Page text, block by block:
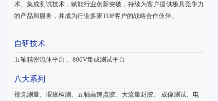
术、集成测试技术，赋能行业创新突破，持续为客户提供极具竞争力
的产品和服务，并成为行业多家TOP客户的战略合作伙伴。
自研技术
五轴精密流体平台 、800V集成测试平台
八大系列
视觉测量、瑕疵检测、五轴高速点胶、大流量封胶、 成像测试、电